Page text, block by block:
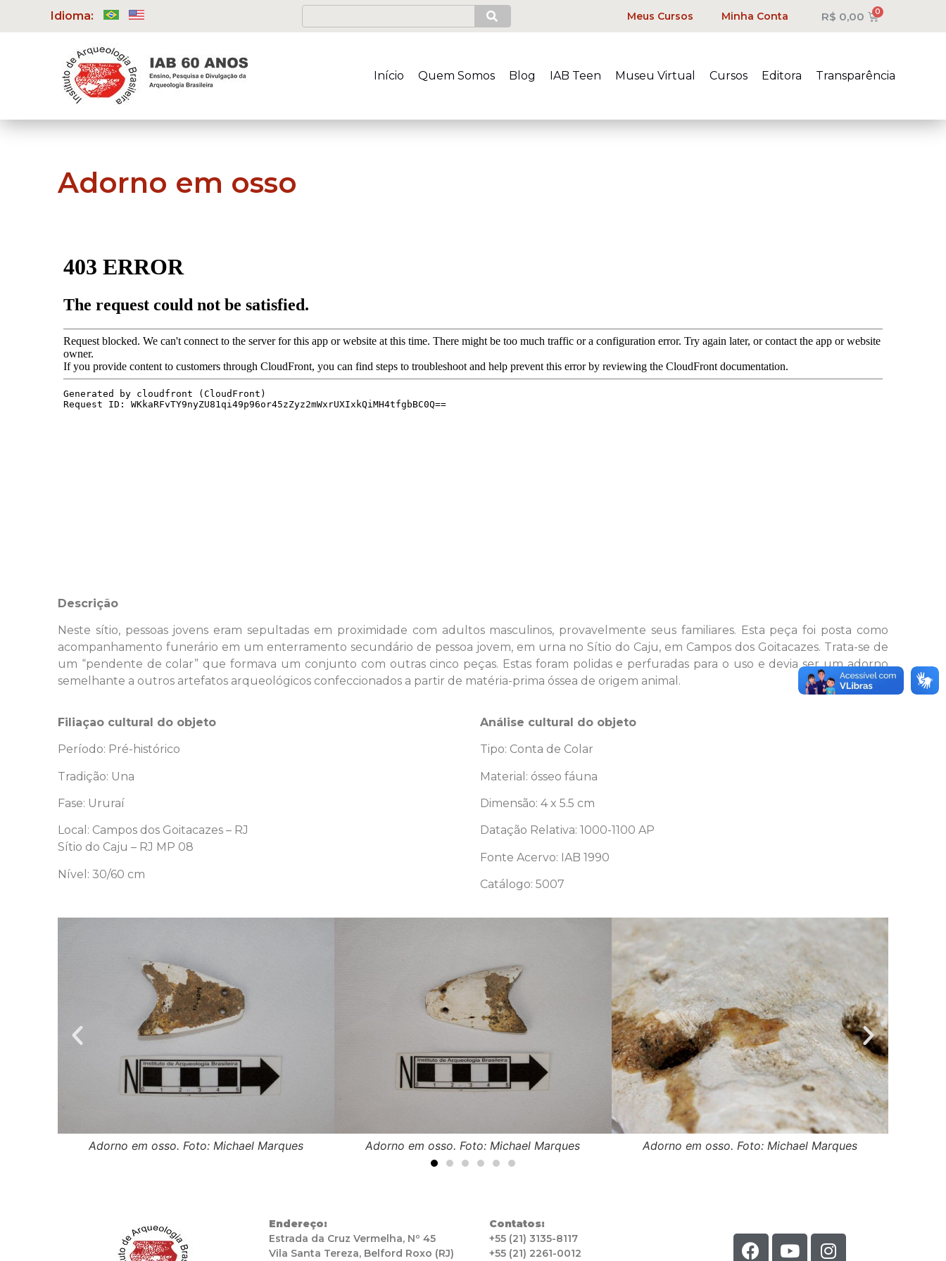
Idioma: Meus Cursos Minha Conta R$ 0,00
Início Quem Somos Blog IAB Teen Museu Virtual Cursos Editora Transparência
Adorno em osso
Descrição
Neste sítio, pessoas jovens eram sepultadas em proximidade com adultos masculinos, provavelmente seus familiares. Esta peça foi posta como
acompanhamento funerário em um enterramento secundário de pessoa jovem, em urna no Sítio do Caju, em Campos dos Goitacazes. Trata-se de
um “pendente de colar” que formava um conjunto com outras cinco peças. Estas foram polidas e perfuradas para o uso e devia ser um adorno
semelhante a outros artefatos arqueológicos confeccionados a partir de matéria-prima óssea de origem animal.
Filiaçao cultural do objeto
Período: Pré-histórico
Tradição: Una
Fase: Ururaí
Local: Campos dos Goitacazes – RJ
Sítio do Caju – RJ MP 08
Nível: 30/60 cm
Análise cultural do objeto
Tipo: Conta de Colar
Material: ósseo fáuna
Dimensão: 4 x 5.5 cm
Datação Relativa: 1000-1100 AP
Fonte Acervo: IAB 1990
Catálogo: 5007
Adorno em osso. Foto: Michael Marques Adorno em osso. Foto: Michael Marques Adorno em osso. Foto: Michael Marques
Endereço:
Estrada da Cruz Vermelha, Nº 45
Vila Santa Tereza, Belford Roxo (RJ)
Contatos:
+55 (21) 3135-8117
+55 (21) 2261-0012